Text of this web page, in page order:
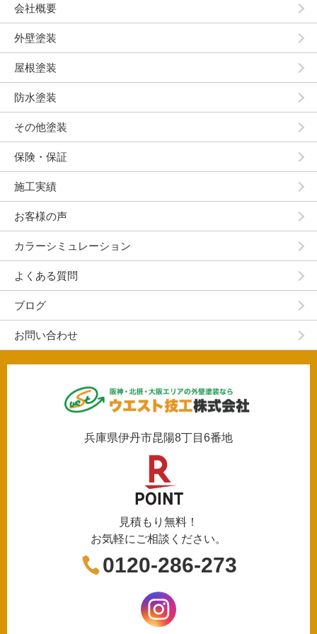
会社概要
外壁塗装
屋根塗装
防水塗装
その他塗装
保険・保証
施工実績
お客様の声
カラーシミュレーション
よくある質問
ブログ
お問い合わせ
兵庫県伊丹市昆陽8丁目6番地
見積もり無料！
お気軽にご相談ください。
0120-286-273